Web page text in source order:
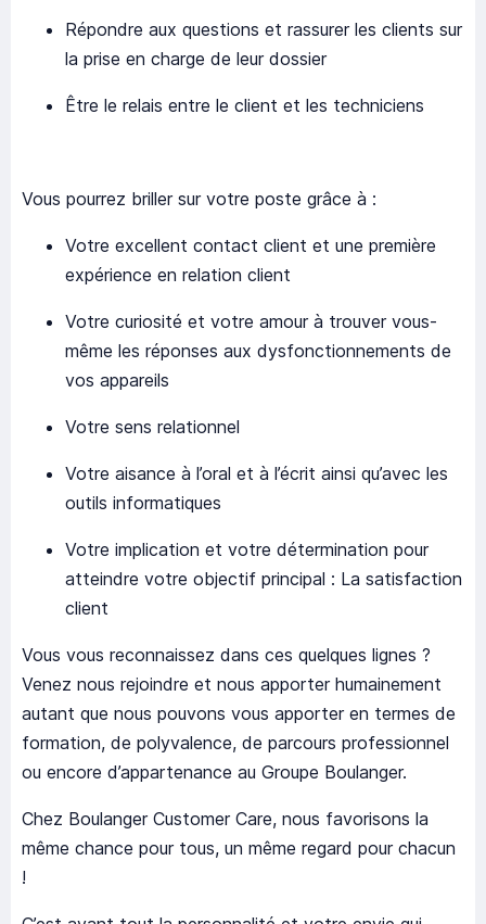
Répondre aux questions et rassurer les clients sur
la prise en charge de leur dossier
Être le relais entre le client et les techniciens
Vous pourrez briller sur votre poste grâce à :
Votre excellent contact client et une première
expérience en relation client
Votre curiosité et votre amour à trouver vous-
même les réponses aux dysfonctionnements de
vos appareils
Votre sens relationnel
Votre aisance à l’oral et à l’écrit ainsi qu’avec les
outils informatiques
Votre implication et votre détermination pour
atteindre votre objectif principal : La satisfaction
client
Vous vous reconnaissez dans ces quelques lignes ?
Venez nous rejoindre et nous apporter humainement
autant que nous pouvons vous apporter en termes de
formation, de polyvalence, de parcours professionnel
ou encore d’appartenance au Groupe Boulanger.
Chez Boulanger Customer Care, nous favorisons la
même chance pour tous, un même regard pour chacun
!